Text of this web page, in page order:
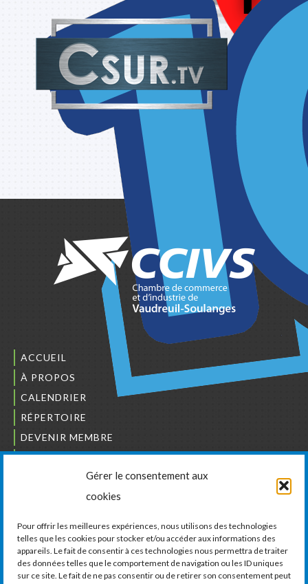
Gérer le consentement aux
cookies
Pour offrir les meilleures expériences, nous utilisons des technologies
telles que les cookies pour stocker et/ou accéder aux informations des
appareils. Le fait de consentir à ces technologies nous permettra de traiter
des données telles que le comportement de navigation ou les ID uniques
sur ce site. Le fait de ne pas consentir ou de retirer son consentement peut
ACCUEIL
À PROPOS
CALENDRIER
RÉPERTOIRE
DEVENIR MEMBRE
NOUS JOINDRE
L’ORDRE DES BÂTISSEURS
LA CHAMBRE DE COMMERCE ET D’INDUSTRIE
DE VAUDREUIL-SOULANGES